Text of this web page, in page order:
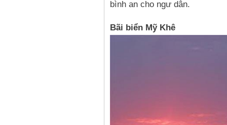
bình an cho ngư dân.
Bãi biển Mỹ Khê